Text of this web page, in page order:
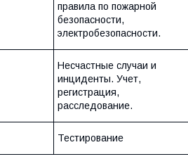
правила по пожарной
безопасности,
электробезопасности.
Несчастные случаи и
инциденты. Учет,
регистрация,
расследование.
Тестирование